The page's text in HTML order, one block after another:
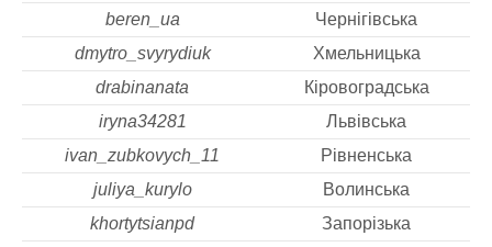
beren_ua
Чернігівська
dmytro_svyrydiuk
Хмельницька
drabinanata
Кіровоградська
iryna34281
Львівська
ivan_zubkovych_11
Рівненська
juliya_kurylo
Волинська
khortytsianpd
Запорізька